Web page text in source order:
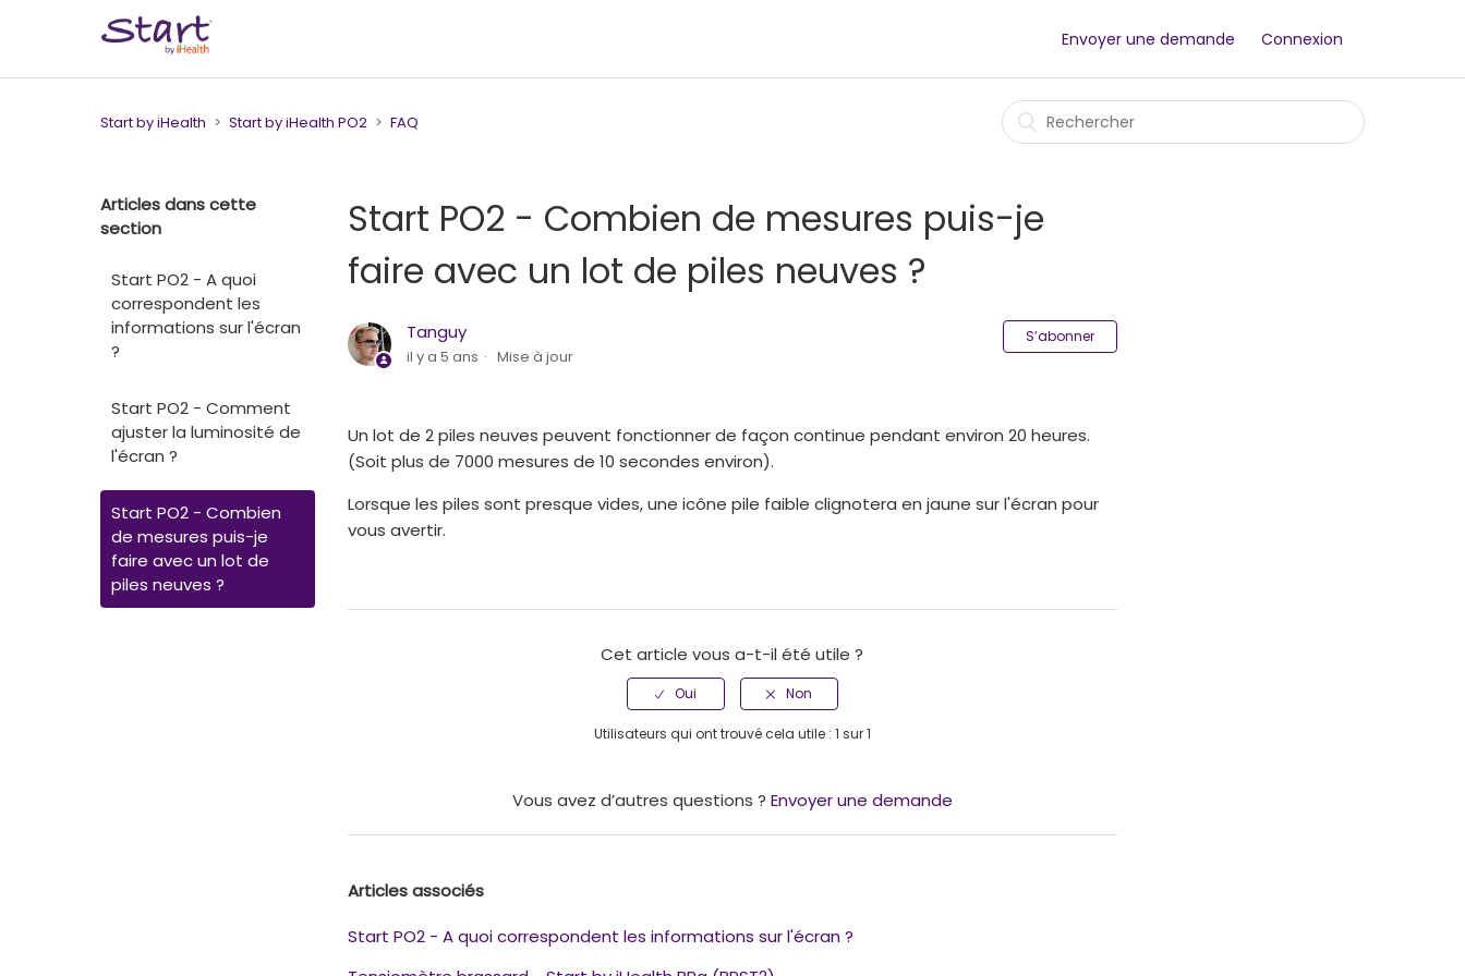
Envoyer une demande Connexion
Start by iHealth Start by iHealth PO2 FAQ
Articles dans cette
section
Start PO2 - A quoi
correspondent les
informations sur l'écran
?
Start PO2 - Comment
ajuster la luminosité de
l'écran ?
Start PO2 - Combien
de mesures puis-je
faire avec un lot de
piles neuves ?
Start PO2 - Combien de mesures puis-je
faire avec un lot de piles neuves ?
Tanguy
il y a 5 ans Mise à jour
S’abonner
Un lot de 2 piles neuves peuvent fonctionner de façon continue pendant environ 20 heures.
(Soit plus de 7000 mesures de 10 secondes environ).
Lorsque les piles sont presque vides, une icône pile faible clignotera en jaune sur l'écran pour
vous avertir.
Cet article vous a-t-il été utile ?
Utilisateurs qui ont trouvé cela utile : 1 sur 1
Vous avez d’autres questions ? Envoyer une demande
Articles associés
Start PO2 - A quoi correspondent les informations sur l'écran ?